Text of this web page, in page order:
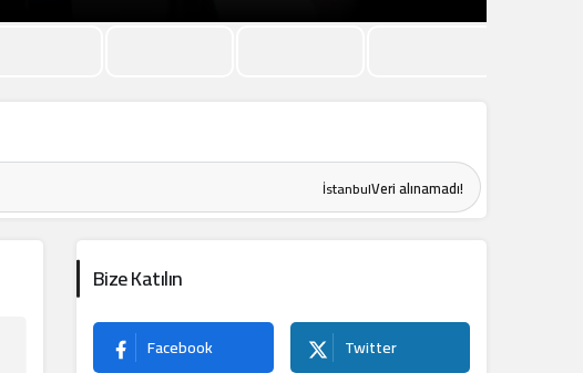
İstanbulVeri alınamadı!
Bize Katılın
Facebook Twitter